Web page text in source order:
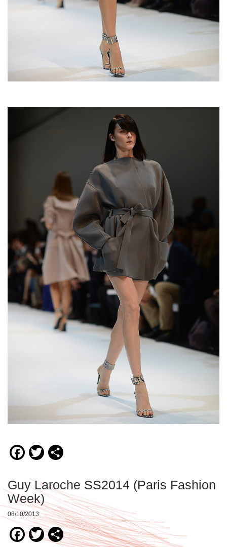
Facebook
Twitter
Guy Laroche SS2014 (Paris Fashion
Week)
08/10/2013
Facebook
TwitterCompartir